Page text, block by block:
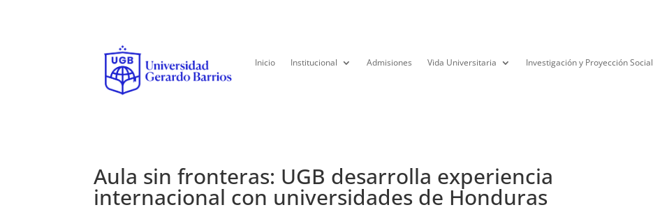
Inicio Institucional Admisiones Vida Universitaria Investigación y Proyección Social
Aula sin fronteras: UGB desarrolla experiencia
internacional con universidades de Honduras